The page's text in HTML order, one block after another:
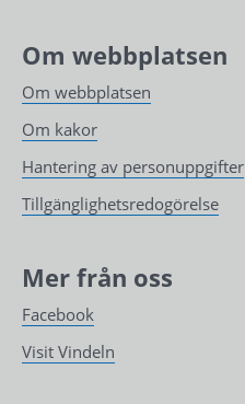
Om webbplatsen
Om webbplatsen
Om kakor
Hantering av personuppgifter
Tillgänglighetsredogörelse
Mer från oss
Facebook
Visit Vindeln